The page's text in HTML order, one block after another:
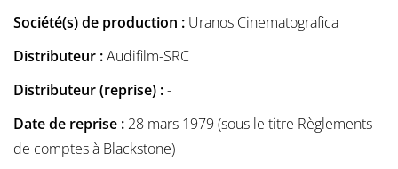
Société(s) de production : Uranos Cinematografica
Distributeur :Audifilm-SRC
Distributeur (reprise) :-
Date de reprise : 28 mars 1979 (sous le titre Règlements
de comptes à Blackstone)